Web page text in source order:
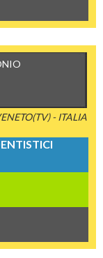
- ITALIA